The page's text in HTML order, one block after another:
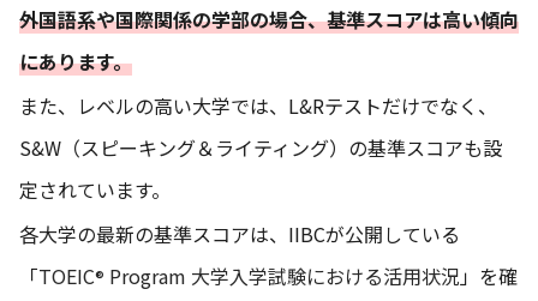
外国語系や国際関係の学部の場合、基準スコアは高い傾向
にあります。
また、レベルの高い大学では、L&Rテストだけでなく、
S&W（スピーキング＆ライティング）の基準スコアも設
定されています。
各大学の最新の基準スコアは、IIBCが公開している
「TOEIC® Program 大学入学試験における活用状況 」を確